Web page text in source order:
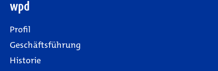
wpd
Profil
Geschäftsführung
Historie